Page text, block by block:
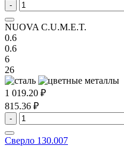
-
NUOVA C.U.M.E.T.
0.6
0.6
6
26
1 019.20 ₽
815.36 ₽
-
Сверло 130.007